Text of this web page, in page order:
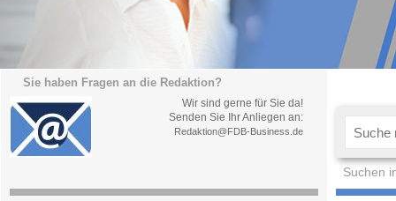
Sie haben Fragen an die Redaktion?
Wir sind gerne für Sie da!
Senden Sie Ihr Anliegen an:
Redaktion@FDB-Business.de
Suchen